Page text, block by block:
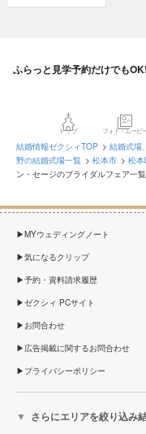
ふらっと見学予約だけでもOK!
トップ フォト・ムービ
結婚情報ゼクシィTOP 結婚式場
野の結婚式場一覧
松本市 松本
ン・セージのブライダルフェア一覧
MYウェディングノート
気になるクリップ
予約・資料請求履歴
ゼクシィ PCサイト
お問合わせ
広告掲載に関するお問合わせ
プライバシーポリシー
さらにエリアを絞り込み